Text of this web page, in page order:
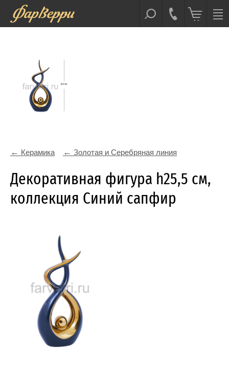
Керамика Золотая и Серебряная линия
Декоративная фигура h25,5 см,
коллекция Синий сапфир